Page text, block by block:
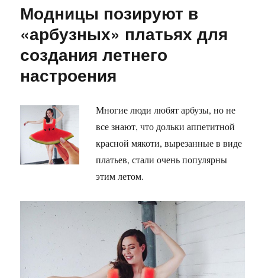
Модницы позируют в
«арбузных» платьях для
создания летнего
настроения
Многие люди любят арбузы, но не
все знают, что дольки аппетитной
красной мякоти, вырезанные в виде
платьев, стали очень популярны
этим летом.